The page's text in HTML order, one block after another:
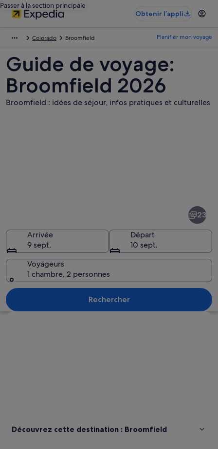
Passer à la section principale
Obtenir l’appli
Colorado Broomfield Planifier mon voyage
Guide de voyage:
Broomfield 2026
Broomfield : idées de séjour, infos pratiques et culturelles
23
Arrivée
9 sept.
Départ
10 sept.
Voyageurs
1 chambre, 2 personnes
Rechercher
Découvrez cette destination : Broomfield